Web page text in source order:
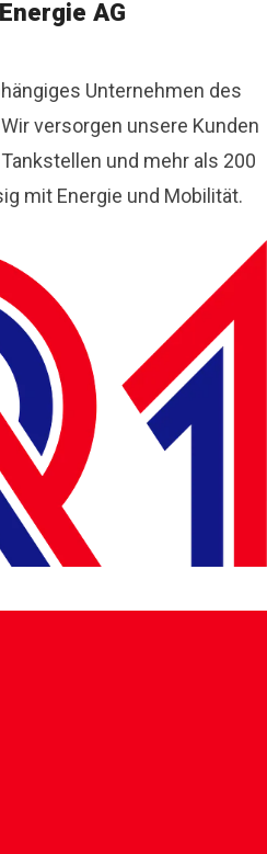
AG
Unternehmen des
versorgen unsere Kunden
und mehr als 200
mit Energie und Mobilität.